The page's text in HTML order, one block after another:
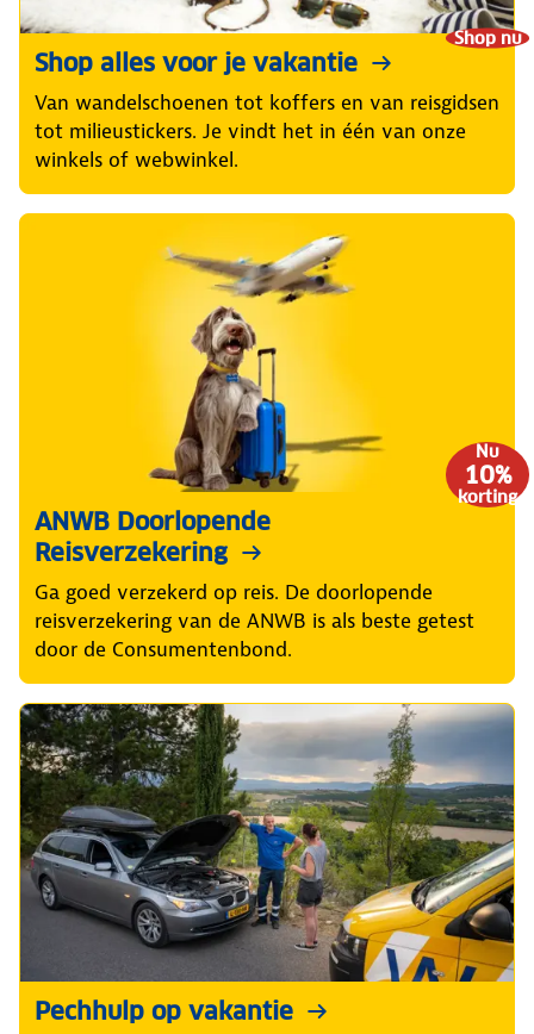
Shop nu
Shop alles voor je vakantie
Van wandelschoenen tot koffers en van reisgidsen
tot milieustickers. Je vindt het in één van onze
winkels of webwinkel.
Nu
10%
korting
ANWB Doorlopende
Reisverzekering
Ga goed verzekerd op reis. De doorlopende
reisverzekering van de ANWB is als beste getest
door de Consumentenbond.
Pechhulp op vakantie